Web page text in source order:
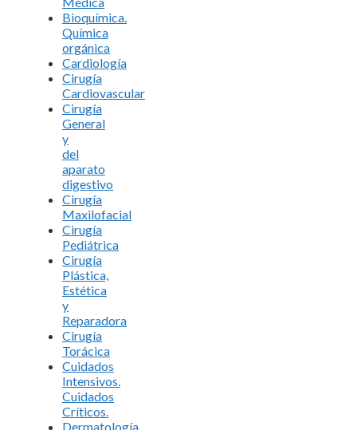
Bioquímica.
Química
orgánica
Cardiología
Cirugía
Cardiovascular
Cirugía
General
y
del
aparato
digestivo
Cirugía
Maxilofacial
Cirugía
Pediátrica
Cirugía
Plástica,
Estética
y
Reparadora
Cirugía
Torácica
Cuidados
Intensivos.
Cuidados
Críticos.
Dermatología